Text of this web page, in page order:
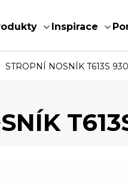
Inspirace
STROPNÍ NOSNÍK T613S